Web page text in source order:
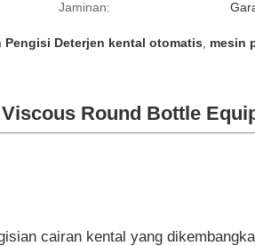
Jaminan:
Pengisi Deterjen kental otomatis mesin
Round Bottle
cairan kental yang